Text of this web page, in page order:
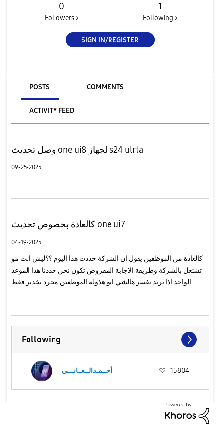
0
Followers >
1
Following >
SIGN IN/REGISTER
POSTS COMMENTS
ACTIVITY FEED
وصل تحديث one ui8 لجهاز s24 ulrta
09-25-2025
كالعادة بخصوص تحديث one ui7
04-19-2025
كالعادة من الموظفين يقول ان الشركة حددت هذا اليوم ؟؟ليش انت مو
تشتغل بالشركة وطريقة الاجابة المفروض تكون نحن حددنا هذا الموعد
الواحد اذا يريد يفسر هالشي انو هذوله الموظفين مجرد تخدير فقط
Following
أحــمـدالــعــانـــي 15804